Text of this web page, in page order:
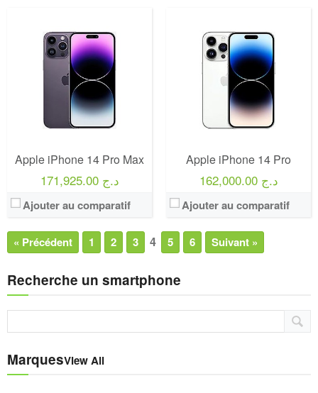
Apple iPhone 14 Pro Max
171,925.00 د.ج
Ajouter au comparatif
Apple iPhone 14 Pro
162,000.00 د.ج
Ajouter au comparatif
« Précédent 1 2 3 4 5 6 Suivant »
Recherche un smartphone
MarquesView All